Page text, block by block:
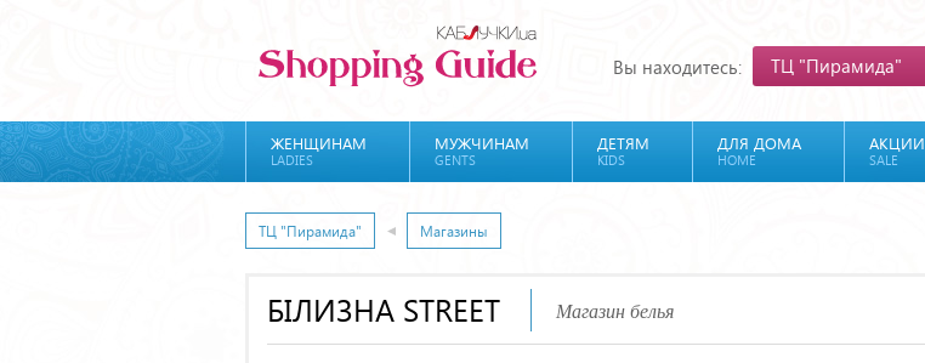
Вы находитесь: ТЦ "Пирамида"
ЖЕНЩИНАМ
LADIES
МУЖЧИНАМ
GENTS
ДЕТЯМ
KIDS
ДЛЯ ДОМА
HOME
АКЦИИ
SALE
ТЦ "Пирамида" Магазины
БІЛИЗНА STREET Магазин белья